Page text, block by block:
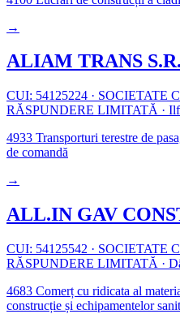
→
ALIAM TRANS
CUI: 54125224 · SOCIETATE
RĂSPUNDERE LIMITATĂ ·
4933 Transporturi terestre de
de comandă
→
ALL.IN GAV
CUI: 54125542 · SOCIETATE
RĂSPUNDERE LIMITATĂ ·
4683 Comerț cu ridicata al
construcție și echipamentelor